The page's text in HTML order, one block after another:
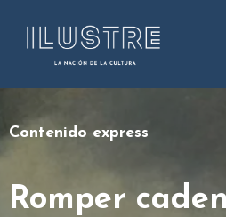
Contenido express
Romper